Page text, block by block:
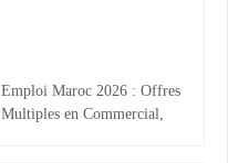
Emploi Maroc 2026 : Offres
Multiples en Commercial,